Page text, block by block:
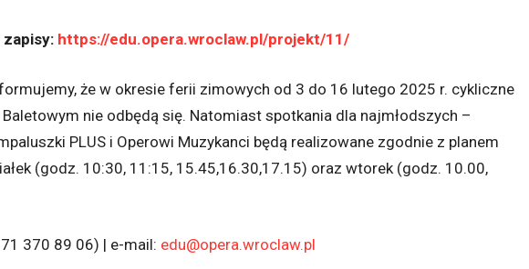
zapisy: https://edu.opera.wroclaw.pl/projekt/11/
że w okresie ferii zimowych od 3 do 16 lutego 2025 r. cykliczne
nie odbędą się. Natomiast spotkania dla najmłodszych –
PLUS i Operowi Muzykanci będą realizowane zgodnie z planem
(godz. 10:30, 11:15, 15.45,16.30,17.15) oraz wtorek (godz. 10.00,
370 89 06) | e-mail: edu@opera.wroclaw.pl